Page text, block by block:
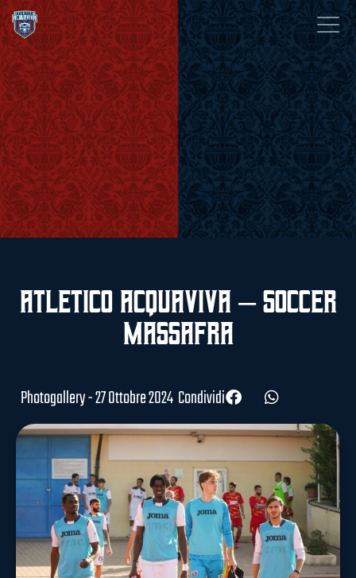
Atletico Acquaviva – Soccer
Massafra
Photogallery - 27 Ottobre 2024 Condividi